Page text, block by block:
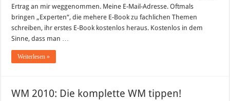
Ertrag an mir weggenommen. Meine E-Mail-Adresse. Oftmals
bringen „Experten“, die mehere E-Book zu fachlichen Themen
schreiben, ihr erstes E-Book kostenlos heraus. Kostenlos in dem
Sinne, dass man …
Weiterlesen »
WM 2010: Die komplette WM tippen!